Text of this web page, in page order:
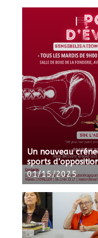
Un nouveau
sports
01/15/2025